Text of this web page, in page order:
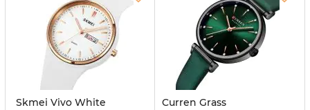
Skmei Vivo White Curren Grass